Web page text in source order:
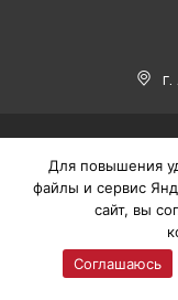
Для повышения
файлы и сервис
сайт, вы
Соглашаюсь